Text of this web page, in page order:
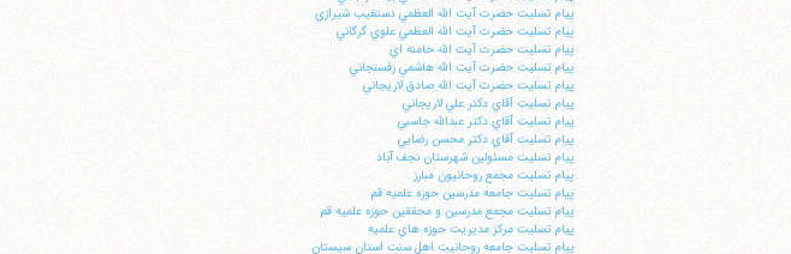
پيام تسليت حضرت آيت الله العظمي دستغيب شيرازي
پيام تسليت حضرت آيت الله العظمي علوي گرگاني
پيام تسليت حضرت آيت الله خامنه اي
پيام تسليت حضرت آيت الله هاشمي رفسنجاني
پيام تسليت حضرت آيت الله صادق لاريجاني
پيام تسليت آقاي دكتر علي لاريجاني
پيام تسليت آقاي دكتر عبدالله جاسبي
پيام تسليت آقاي دكتر محسن رضايي
پيام تسليت مسئولين شهرستان نجف آباد
پيام تسليت مجمع روحانيون مبارز
پيام تسليت جامعه مدرسين حوزه علميه قم
پيام تسليت مجمع مدرسين و محققين حوزه علميه قم
پيام تسليت مركز مديريت حوزه هاي علميه
پيام تسليت جامعه روحانيت اهل سنت استان سيستان